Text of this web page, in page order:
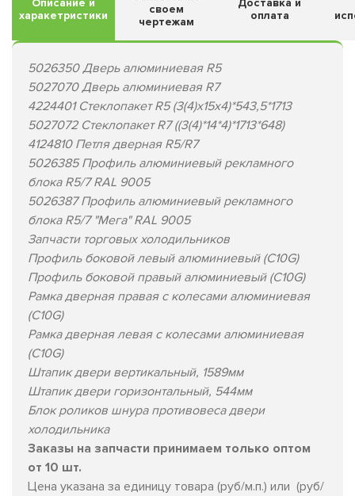
харакетристики
своем
чертежам
оплата
5026350 Дверь алюминиевая R5
5027070 Дверь алюминиевая R7
4224401 Стеклопакет R5 (3(4)х15х4)*543,5*1713
5027072 Стеклопакет R7 ((3(4)*14*4)*1713*648)
4124810 Петля дверная R5/R7
5026385 Профиль алюминиевый рекламного
блока R5/7 RAL 9005
5026387 Профиль алюминиевый рекламного
блока R5/7 "Мега" RAL 9005
Запчасти торговых холодильников
Профиль боковой левый алюминиевый (C10G)
Профиль боковой правый алюминиевый (C10G)
Рамка дверная правая с колесами алюминиевая
(C10G)
Рамка дверная левая с колесами алюминиевая
(C10G)
Штапик двери вертикальный, 1589мм
Штапик двери горизонтальный, 544мм
Блок роликов шнура противовеса двери
холодильника
Заказы на запчасти принимаем только оптом
от 10 шт.
Цена указана за единицу товара (руб/м.п.) или (руб/